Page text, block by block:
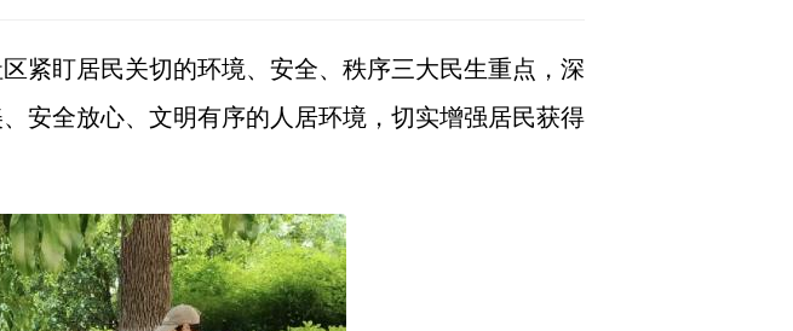
紧盯居民关切的环境、安全、秩序三大民生重点，深
安全放心、文明有序的人居环境，切实增强居民获得